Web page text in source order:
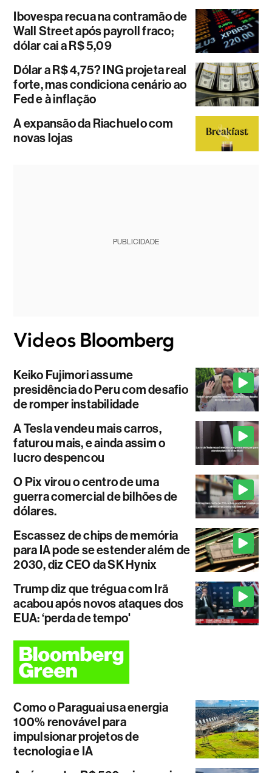
Ibovespa recua na contramão de
Wall Street após payroll fraco;
dólar cai a R$ 5,09
Dólar a R$ 4,75? ING projeta real
forte, mas condiciona cenário ao
Fed e à inflação
A expansão da Riachuelo com
novas lojas
PUBLICIDADE
Keiko Fujimori assume
presidência do Peru com desafio
de romper instabilidade
A Tesla vendeu mais carros,
faturou mais, e ainda assim o
lucro despencou
O Pix virou o centro de uma
guerra comercial de bilhões de
dólares.
Escassez de chips de memória
para IA pode se estender além de
2030, diz CEO da SK Hynix
Trump diz que trégua com Irã
acabou após novos ataques dos
EUA: ‘perda de tempo'
Como o Paraguai usa energia
100% renovável para
impulsionar projetos de
tecnologia e IA